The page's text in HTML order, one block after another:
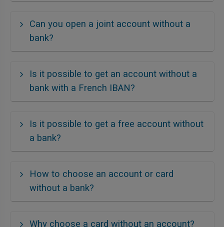
Can you open a joint account without a
bank?
Is it possible to get an account without a
bank with a French IBAN?
Is it possible to get a free account without
a bank?
How to choose an account or card
without a bank?
Why choose a card without an account?